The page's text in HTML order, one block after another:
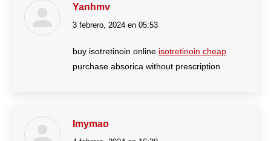
Yanhmv
dice:
3 febrero, 2024 en 05:53
buy isotretinoin online isotretinoin cheap
purchase absorica without prescription
Imymao